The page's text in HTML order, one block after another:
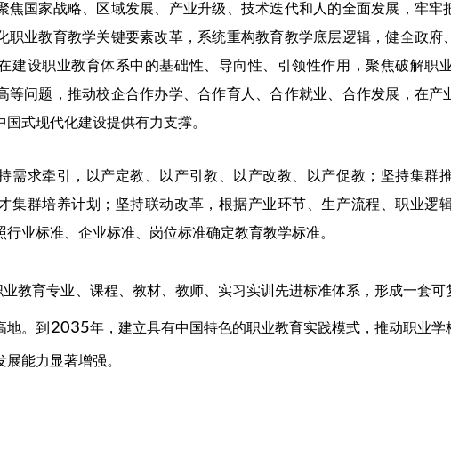
焦国家战略、区域发展、产业升级、技术迭代和人的全面发展，牢牢
职业教育教学关键要素改革，系统重构教育教学底层逻辑，健全政府
建设职业教育体系中的基础性、导向性、引领性作用，聚焦破解职
等问题，推动校企合作办学、合作育人、合作就业、合作发展，在产
式现代化建设提供有力支撑。
求牵引，以产定教、以产引教、以产改教、以产促教；坚持集群
集群培养计划；坚持联动改革，根据产业环节、生产流程、职业逻
业标准、企业标准、岗位标准确定教育教学标准。
教育专业、课程、教材、教师、实习实训先进标准体系，形成一套
地。到 2035年，建立具有中国特色的职业教育实践模式，推动职业
能力显著增强。